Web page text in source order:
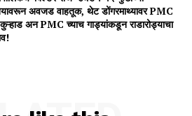
अवजड वाहतूक, थेट डोंगरमाथ्यावर PMC
अन PMC च्याच गाड्यांकडून राडारोड्याचा